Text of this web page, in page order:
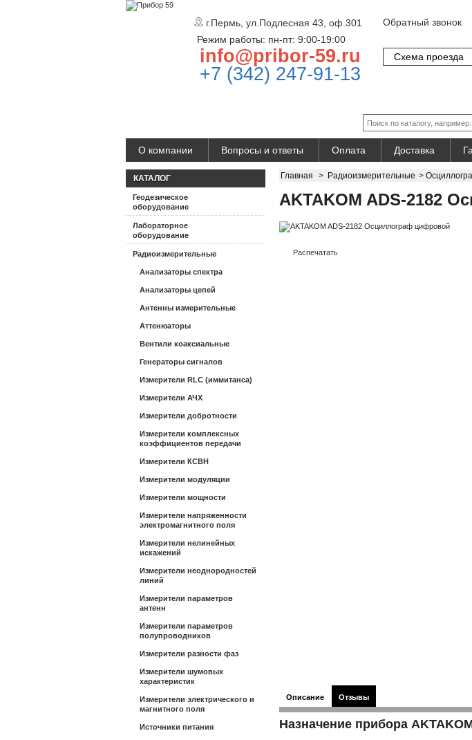
г.Пермь, ул.Подлесная 43, оф.301
Режим работы: пн-пт: 9:00-19:00
info@pribor-59.ru
+7 (342) 247-91-13
Обратный звонок
Схема проезда
О компании Вопросы и ответы Оплата Доставка
КАТАЛОГ
Геодезическое
оборудование
Лабораторное
оборудование
Радиоизмерительные
Анализаторы спектра
Анализаторы цепей
Антенны измерительные
Аттенюаторы
Вентили коаксиальные
Генераторы сигналов
Измерители RLC (иммитанса)
Измерители АЧХ
Измерители добротности
Измерители комплексных
коэффициентов передачи
Измерители КСВН
Измерители модуляции
Измерители мощности
Измерители напряженности
электромагнитного поля
Измерители нелинейных
искажений
Измерители неоднородностей
линий
Измерители параметров
антенн
Измерители параметров
полупроводников
Измерители разности фаз
Измерители шумовых
характеристик
Измерители электрического и
магнитного поля
Источники питания
Главная > Радиоизмерительные >
AKTAKOM ADS-2182
Распечатать
Описание Отзывы
Назначение прибора